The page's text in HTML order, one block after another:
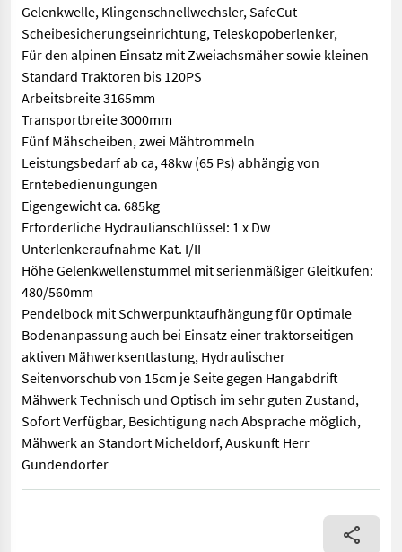
Gelenkwelle, Klingenschnellwechsler, SafeCut
Scheibesicherungseinrichtung, Teleskopoberlenker,
Für den alpinen Einsatz mit Zweiachsmäher sowie kleinen
Standard Traktoren bis 120PS
Arbeitsbreite 3165mm
Transportbreite 3000mm
Fünf Mähscheiben, zwei Mähtrommeln
Leistungsbedarf ab ca, 48kw (65 Ps) abhängig von
Erntebedienungungen
Eigengewicht ca. 685kg
Erforderliche Hydraulianschlüssel: 1 x Dw
Unterlenkeraufnahme Kat. I/II
Höhe Gelenkwellenstummel mit serienmäßiger Gleitkufen:
480/560mm
Pendelbock mit Schwerpunktaufhängung für Optimale
Bodenanpassung auch bei Einsatz einer traktorseitigen
aktiven Mähwerksentlastung, Hydraulischer
Seitenvorschub von 15cm je Seite gegen Hangabdrift
Mähwerk Technisch und Optisch im sehr guten Zustand,
Sofort Verfügbar, Besichtigung nach Absprache möglich,
Mähwerk an Standort Micheldorf, Auskunft Herr
Gundendorfer
Krone EasyCut F320 Highland Frontscheibenmähwerk mit